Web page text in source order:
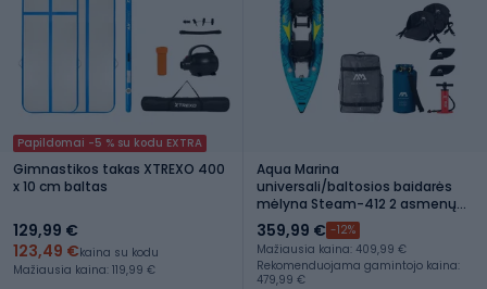
Papildomai -5 % su kodu EXTRA
Gimnastikos takas XTREXO 400
x 10 cm baltas
129,99 €
123,49 €kaina su kodu
Mažiausia kaina: 119,99 €
Aqua Marina
universali/baltosios baidarės
mėlyna Steam-412 2 asmenų
pripučiama baidarė 13'6″
359,99 € -12%
Mažiausia kaina: 409,99 €
Rekomenduojama gamintojo kaina:
479,99 €